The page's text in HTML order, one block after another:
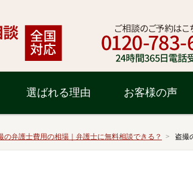
選ばれる理由 お客様の声
の弁護士費用の相場｜弁護士に無料相談できる？ 盗撮